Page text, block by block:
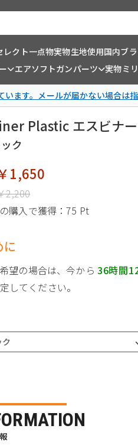
レクト一点物実物生地使用国内ブ
エアソフトガンパーツ 実物ミ
ます。メールが届かない場合は
Plastic エスビナ
ク
1,650
2,200
購入で獲得：75 Pt
望の場合は、今から 36時間
してください。